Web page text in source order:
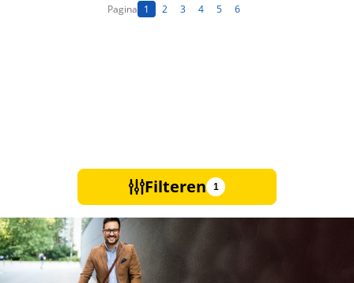
Pagina 1 2 3 4 5 6
Filteren 1